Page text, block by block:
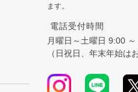
ます。
電話受付時間
月曜日～土曜日 9:00
（日祝日、年末年始は